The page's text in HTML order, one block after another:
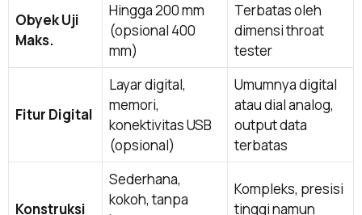
Obyek Uji
Maks.
Hingga 200 mm
(opsional 400
mm)
Terbatas oleh
dimensi throat
tester
Fitur Digital
Layar digital,
memori,
konektivitas USB
(opsional)
Umumnya digital
atau dial analog,
output data
terbatas
Konstruksi
Sederhana,
kokoh, tanpa
Kompleks, presisi
tinggi namun